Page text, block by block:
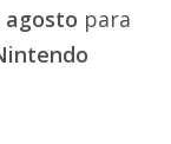
agosto para